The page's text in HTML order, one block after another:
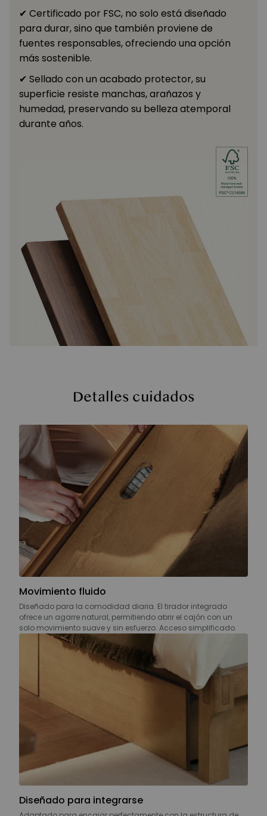
✔ Certificado por FSC, no solo está diseñado
para durar, sino que también proviene de
fuentes responsables, ofreciendo una opción
más sostenible.
✔ Sellado con un acabado protector, su
superficie resiste manchas, arañazos y
humedad, preservando su belleza atemporal
durante años.
Detalles cuidados
Movimiento fluido
Diseñado para la comodidad diaria. El tirador integrado
ofrece un agarre natural, permitiendo abrir el cajón con un
solo movimiento suave y sin esfuerzo. Acceso simplificado.
Diseñado para integrarse